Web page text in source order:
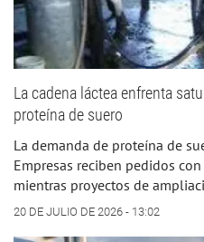
La cadena láctea enfrenta
proteína de suero
La demanda de proteína de
Empresas reciben pedidos
mientras proyectos de
20 DE JULIO DE 2026 - 13:02